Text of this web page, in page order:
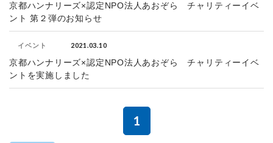
京都ハンナリーズ×認定NPO法人あおぞら チャリティーイベ
ント 第２弾のお知らせ
イベント 2021.03.10
京都ハンナリーズ×認定NPO法人あおぞら チャリティーイベ
ントを実施しました
1